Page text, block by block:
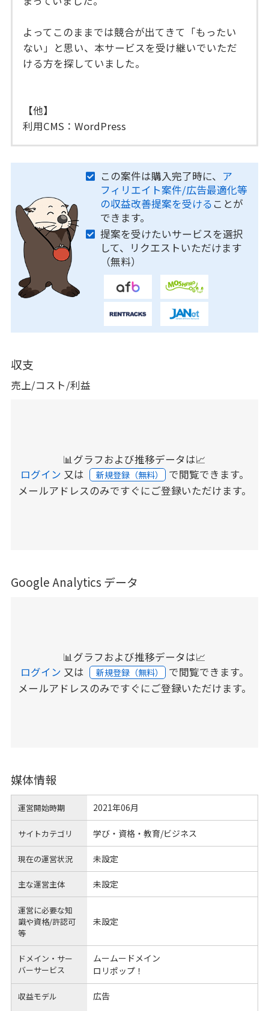
よってこのままでは競合が出てきて「もったい
ない」と思い、本サービスを受け継いでいただ
ける方を探していました。
【他】
利用CMS：WordPress
この案件は購入完了時に、 ア
フィリエイト案件/広告最適化等
の収益改善提案を受ける ことが
できます。
提案を受けたいサービスを選択
して、リクエストいただけます
（無料）
収支
売上/コスト/利益
📊グラフおよび推移データは📈
ログイン 又は 新規登録（無料） で閲覧できます。
メールアドレスのみですぐにご登録いただけます。
Google Analytics データ
📊グラフおよび推移データは📈
ログイン 又は 新規登録（無料） で閲覧できます。
メールアドレスのみですぐにご登録いただけます。
媒体情報
運営開始時期 2021年06月
サイトカテゴリ 学び・資格・教育/ビジネス
現在の運営状況 未設定
主な運営主体 未設定
運営に必要な知
識や資格/許認可
等
未設定
ドメイン・サー
バーサービス
ムームードメイン
ロリポップ！
収益モデル 広告